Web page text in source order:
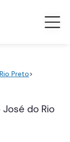
Preto>
do Rio